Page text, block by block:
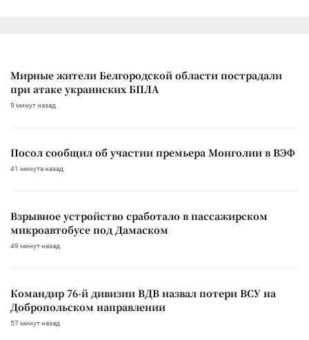
Мирные жители Белгородской области пострадали
при атаке украинских БПЛА
9 минут назад
Посол сообщил об участии премьера Монголии в ВЭФ
41 минута назад
Взрывное устройство сработало в пассажирском
микроавтобусе под Дамаском
49 минут назад
Командир 76-й дивизии ВДВ назвал потери ВСУ на
Добропольском направлении
57 минут назад